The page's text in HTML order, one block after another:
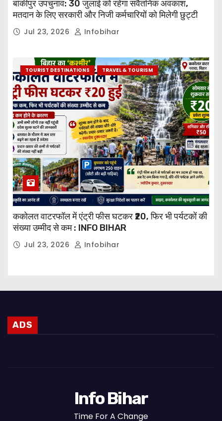
बांकीपुर उपचुनाव: 30 जुलाई को रहेगा सवैतनिक अवकाश,
मतदान के लिए सरकारी और निजी कर्मचारियों को मिलेगी छुट्टी
Jul 23, 2026 Infobihar
TOURIST DESTINATIONS TRAVEL & TOURISM
ककोलत वाटरफॉल में एंट्री फीस घटकर ₹20, फिर भी पर्यटकों की
संख्या उम्मीद से कम : INFO BIHAR
Jul 23, 2026 Infobihar
ADS
Info Bihar
Time For A Change